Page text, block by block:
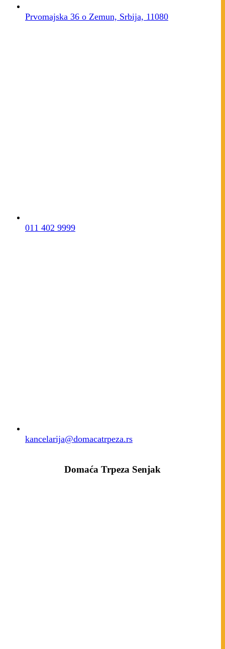
Prvomajska 36 o Zemun, Srbija, 11080
011 402 9999
kancelarija@domacatrpeza.rs
Domaća Trpeza Senjak